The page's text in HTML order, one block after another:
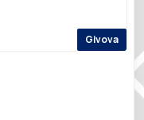
Givova